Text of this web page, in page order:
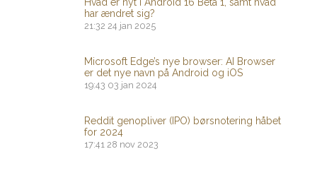
har ændret sig?
21:32 24 jan 2025
Microsoft Edge’s nye browser: AI Browser
er det nye navn på Android og iOS
19:43 03 jan 2024
Reddit genopliver (IPO) børsnotering håbet
for 2024
17:41 28 nov 2023